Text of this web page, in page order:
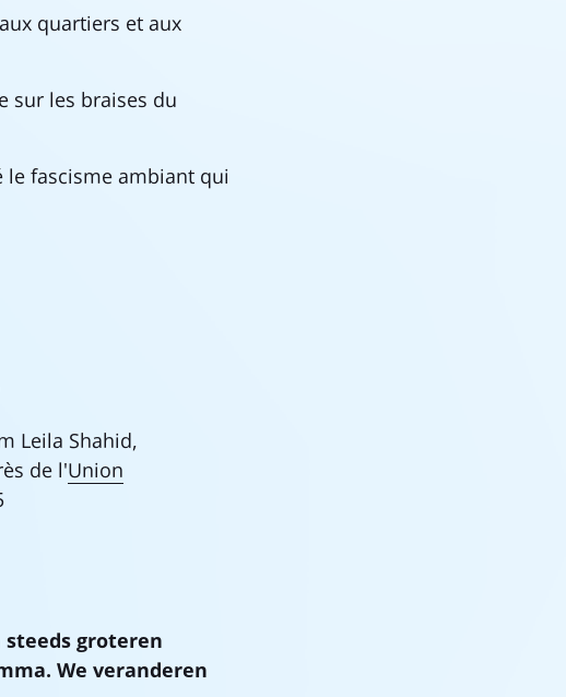
quartiers et aux
sur les braises du
fascisme ambiant qui
Leila Shahid,
de l'Union
steeds groteren
We veranderen